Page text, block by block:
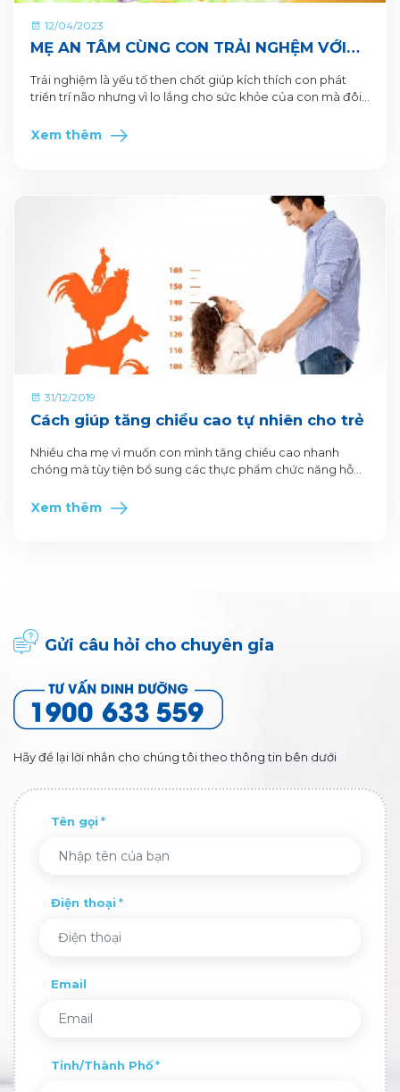
12/04/2023
MẸ AN TÂM CÙNG CON TRẢI NGHỆM VỚI
COLOS DHA+ THÔNG MINH SÁNG TRÍ - ĐỀ
KHÁNG KHỎE
Trải nghiệm là yếu tố then chốt giúp kích thích con phát
triển trí não nhưng vì lo lắng cho sức khỏe của con mà đôi
giải pháp rồi!
Xem thêm
31/12/2019
Cách giúp tăng chiều cao tự nhiên cho trẻ
Nhiều cha mẹ vì muốn con mình tăng chiều cao nhanh
chóng mà tùy tiện bổ sung các thực phẩm chức năng hỗ
không những không giúp con phát triển chiều cao mà còn
Xem thêm
Gửi câu hỏi cho chuyên gia
Hãy để lại lời nhắn cho chúng tôi theo thông tin bên dưới
Tên gọi
Điện thoại
Email
Tỉnh/Thành Phố